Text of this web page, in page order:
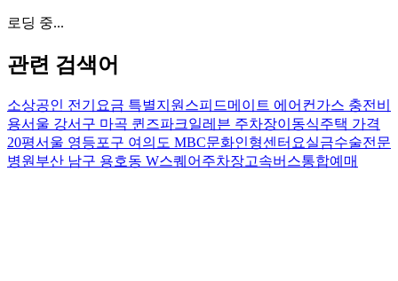
로딩 중...
관련 검색어
소상공인 전기요금 특별지원 스피드메이트 에어컨가스 충전비
용서울 강서구 마곡 퀸즈파크일레븐 주차장이동식주택 가격
20평서울 영등포구 여의도 MBC문화인형센터 요실금수술전문
병원 부산 남구 용호동 W스퀘어주차장고속버스통합예매